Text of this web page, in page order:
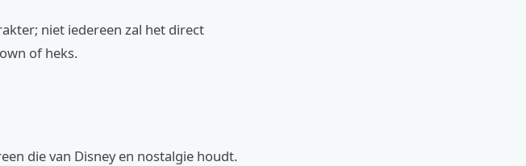
niet iedereen zal het direct
of heks.
die van Disney en nostalgie houdt.